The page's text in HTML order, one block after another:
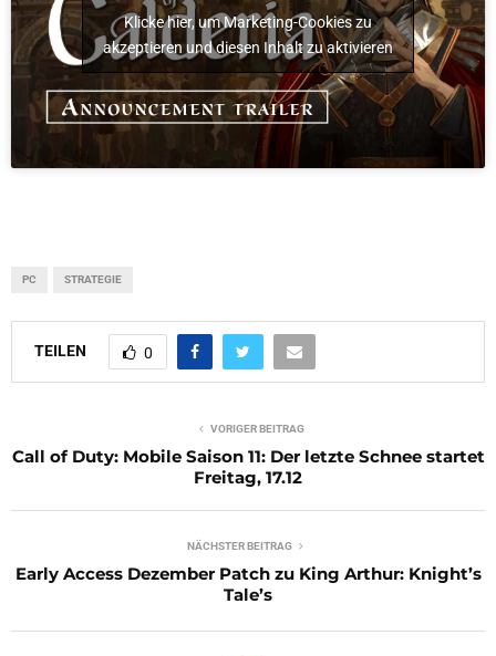
Klicke hier, um Marketing-Cookies zu
akzeptieren und diesen Inhalt zu aktivieren
PC STRATEGIE
TEILEN 0
VORIGER BEITRAG
Call of Duty: Mobile Saison 11: Der letzte Schnee startet
Freitag, 17.12
NÄCHSTER BEITRAG
Early Access Dezember Patch zu King Arthur: Knight’s
Tale’s